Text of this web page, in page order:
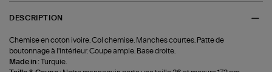
DESCRIPTION
Chemise en coton ivoire. Col chemise. Manches courtes. Patte de
boutonnage à l'intérieur. Coupe ample. Base droite.
Made in :Turquie.